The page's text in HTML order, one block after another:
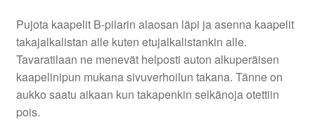
Pujota kaapelit B-pilarin alaosan läpi ja asenna kaapelit
takajalkalistan alle kuten etujalkalistankin alle.
Tavaratilaan ne menevät helposti auton alkuperäisen
kaapelinipun mukana sivuverhoilun takana. Tänne on
aukko saatu aikaan kun takapenkin selkänoja otettiin
pois.